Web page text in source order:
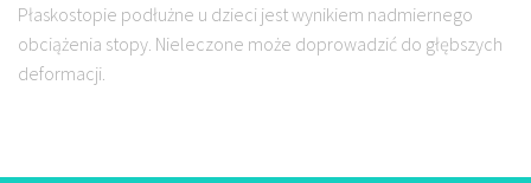
Płaskostopie podłużne u dzieci jest wynikiem nadmiernego
obciążenia stopy. Nieleczone może doprowadzić do głębszych
deformacji.